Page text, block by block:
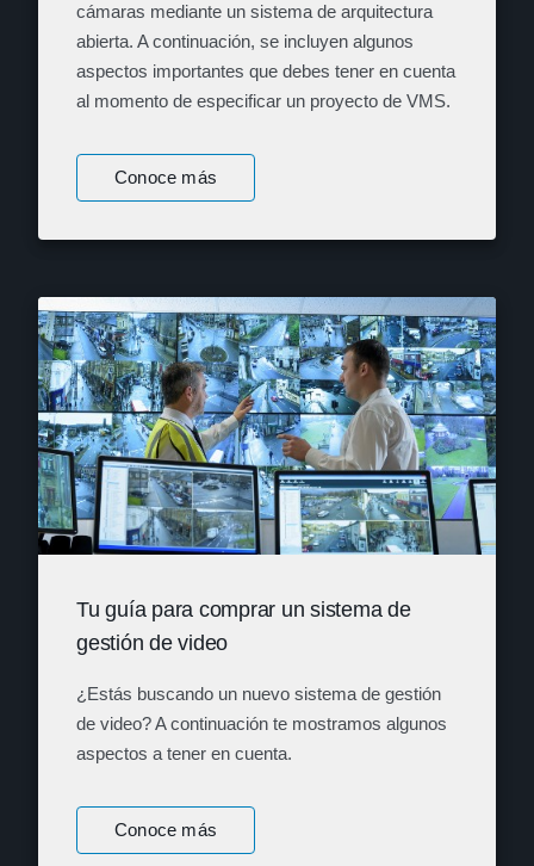
cámaras mediante un sistema de arquitectura
abierta. A continuación, se incluyen algunos
aspectos importantes que debes tener en cuenta
al momento de especificar un proyecto de VMS.
Conoce más
Tu guía para comprar un sistema de
gestión de video
¿Estás buscando un nuevo sistema de gestión
de video? A continuación te mostramos algunos
aspectos a tener en cuenta.
Conoce más